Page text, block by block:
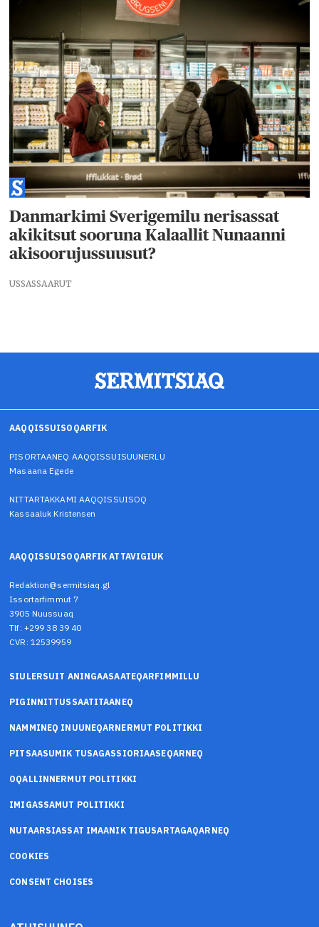
Danmarkimi Sverigemilu nerisassat
akikitsut sooruna Kalaallit Nunaanni
akisoorujussuusut?
USSASSAARUT
AAQQISSUISOQARFIK
PISORTAANEQ AAQQISSUISUUNERLU
Masaana Egede
NITTARTAKKAMI AAQQISSUISOQ
Kassaaluk Kristensen
AAQQISSUISOQARFIK ATTAVIGIUK
Redaktion@sermitsiaq.gl
Issortarfimmut 7
3905 Nuussuaq
Tlf: +299 38 39 40
CVR: 12539959
SIULERSUIT ANINGAASAATEQARFIMMILLU
PIGINNITTUSSAATITAANEQ
NAMMINEQ INUUNEQARNERMUT POLITIKKI
PITSAASUMIK TUSAGASSIORIAASEQARNEQ
OQALLINNERMUT POLITIKKI
IMIGASSAMUT POLITIKKI
NUTAARSIASSAT IMAANIK TIGUSARTAGAQARNEQ
COOKIES
CONSENT CHOISES